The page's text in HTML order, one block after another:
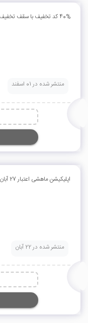
40% کد تخفیف با سقف تخفیف 40 هزار تومان
منتشر شده در 01 اسفند
اپلیکیشن ماهشی اعتبار 27 آبان 40 هزار تومان تخفیف
منتشر شده در 22 آبان